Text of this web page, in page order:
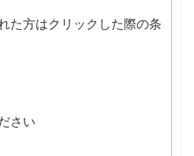
た方はクリックした際の条
さい